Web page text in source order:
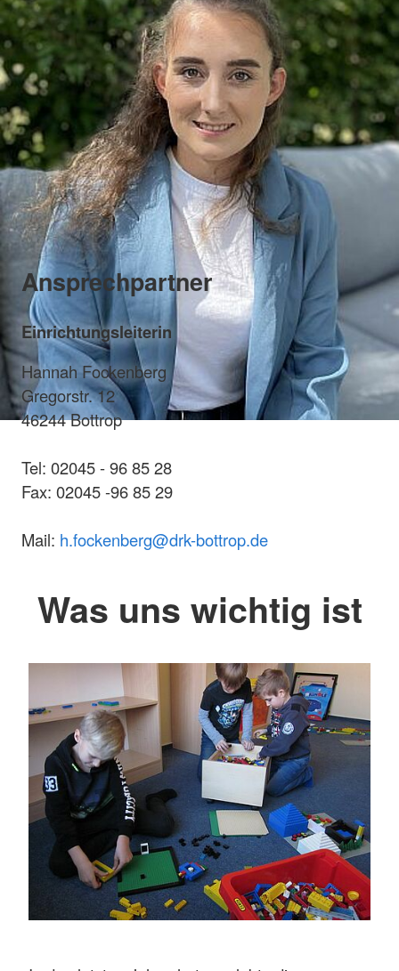
Ansprechpartner
Einrichtungsleiterin
Hannah Fockenberg
Gregorstr. 12
46244 Bottrop
Tel: 02045 - 96 85 28
Fax: 02045 -96 85 29
Mail: h.fockenberg@drk-bottrop.de
Was uns wichtig ist